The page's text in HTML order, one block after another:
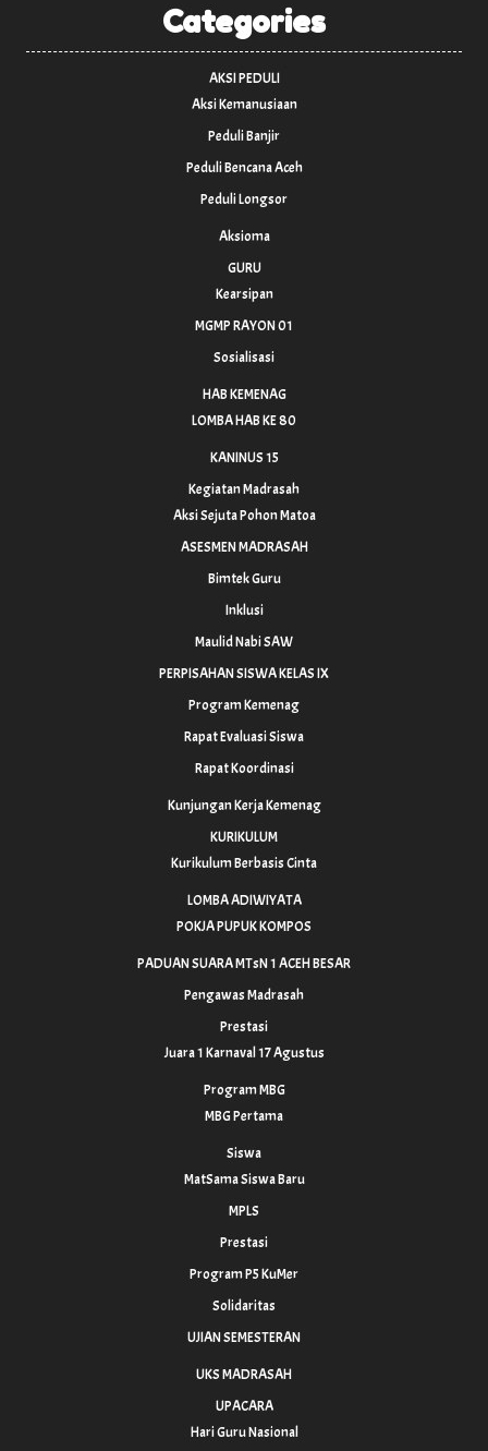
Categories
AKSI PEDULI
Aksi Kemanusiaan
Peduli Banjir
Peduli Bencana Aceh
Peduli Longsor
Aksioma
GURU
Kearsipan
MGMP RAYON 01
Sosialisasi
HAB KEMENAG
LOMBA HAB KE 80
KANINUS 15
Kegiatan Madrasah
Aksi Sejuta Pohon Matoa
ASESMEN MADRASAH
Bimtek Guru
Inklusi
Maulid Nabi SAW
PERPISAHAN SISWA KELAS IX
Program Kemenag
Rapat Evaluasi Siswa
Rapat Koordinasi
Kunjungan Kerja Kemenag
KURIKULUM
Kurikulum Berbasis Cinta
LOMBA ADIWIYATA
POKJA PUPUK KOMPOS
PADUAN SUARA MTsN 1 ACEH BESAR
Pengawas Madrasah
Prestasi
Juara 1 Karnaval 17 Agustus
Program MBG
MBG Pertama
Siswa
MatSama Siswa Baru
MPLS
Prestasi
Program P5 KuMer
Solidaritas
UJIAN SEMESTERAN
UKS MADRASAH
UPACARA
Hari Guru Nasional